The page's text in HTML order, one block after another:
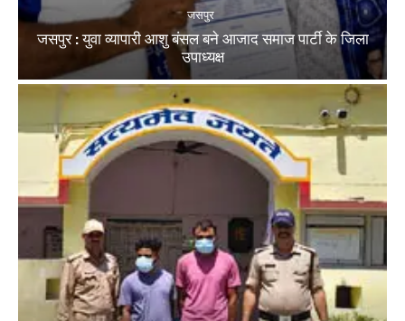
जसपुर
जसपुर : युवा व्यापारी आशु बंसल बने आजाद समाज पार्टी के जिला
उपाध्यक्ष